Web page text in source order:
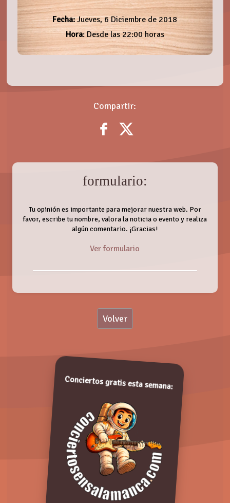
Fecha:Jueves, 6 Diciembre de 2018
Hora: Desde las 22:00 horas
Compartir:
formulario:
Tu opinión es importante para mejorar nuestra web. Por
favor, escribe tu nombre, valora la noticia o evento y realiza
algún comentario. ¡Gracias!
Ver formulario
Valora de 1 a 5 puntos. ¡Gracias!
Comentarios:
Volver
Conciertos gratis esta semana: